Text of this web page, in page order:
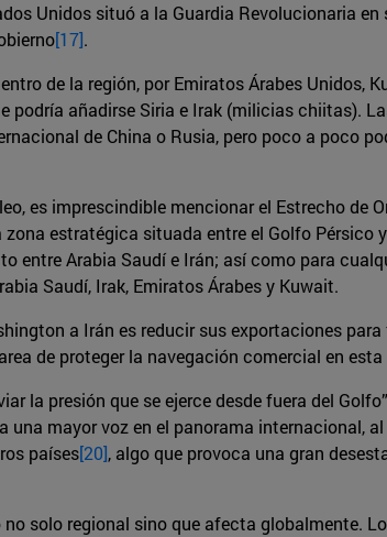
Unidos situó a la Guardia Revolucionaria
[17].
de la región, por Emiratos Árabes Unidos,
añadirse Siria e Irak (milicias chiitas).
de China o Rusia, pero poco a poco
es imprescindible mencionar el Estrecho de
estratégica situada entre el Golfo Pérsico
entre Arabia Saudí e Irán; así como para
Saudí, Irak, Emiratos Árabes y Kuwait.
a Irán es reducir sus exportaciones
de proteger la navegación comercial en esta
la presión que se ejerce desde fuera del Golfo”
mayor voz en el panorama internacional,
países[20], algo que provoca una gran
solo regional sino que afecta globalmente.